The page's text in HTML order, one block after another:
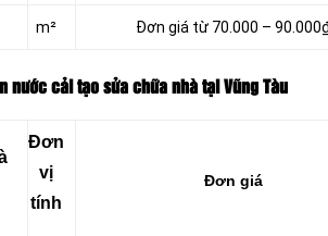
m² Đơn giá từ 70.000 –
nước cải tạo sửa chữa nhà tại Vũng Tàu
Đơn
vị
tính
Đơn giá